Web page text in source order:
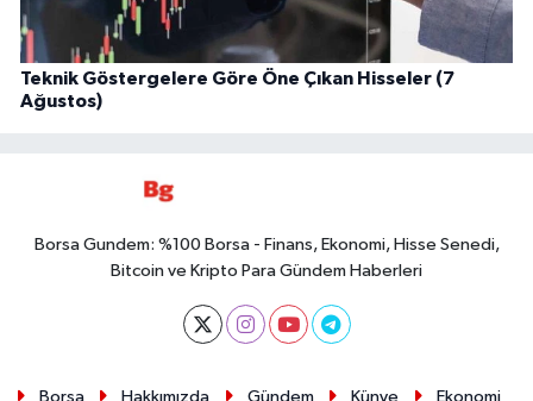
Teknik Göstergelere Göre Öne Çıkan Hisseler (7
Ağustos)
Borsa Gundem: %100 Borsa - Finans, Ekonomi, Hisse Senedi,
Bitcoin ve Kripto Para Gündem Haberleri
Borsa Hakkımızda Gündem Künye Ekonomi